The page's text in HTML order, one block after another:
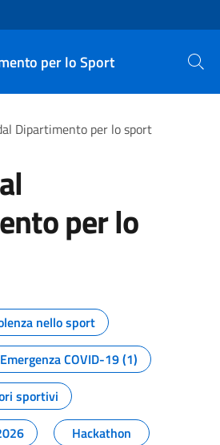
per lo Sport Cerca
Dipartimento per lo sport
per lo
della pagina
nello sport
Emergenza COVID-19 (1)
sportivi
Hackathon